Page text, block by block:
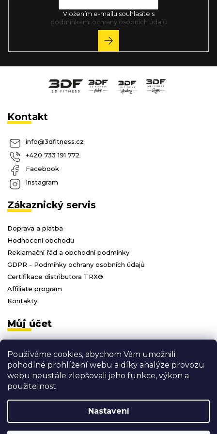
Používáme cookies, abychom Vám umožnili
pohodlné prohlížení webu a díky analýze provozu
webu neustále zlepšovali jeho funkce, výkon a
použitelnost.
Nastavení
Vložením e-mailu souhlasíte s
podmínkami ochrany osobních údajů
PŘIHLÁSIT
SE
Kontakt
info@3dfitness.cz
+420 733 191 772
Facebook
Instagram
Zákaznický servis
Doprava a platba
Hodnocení obchodu
Reklamační řád a obchodní podmínky
GDPR - Podmínky ochrany osobních údajů
Certifikace distributora TRX®
Affiliate program
Kontakty
Můj účet
Registrace
Moje objednávky
Odhlásit se
Vytvořil Shoptet
Copyright 20263D FITNESS. Všechna práva vyhrazena.